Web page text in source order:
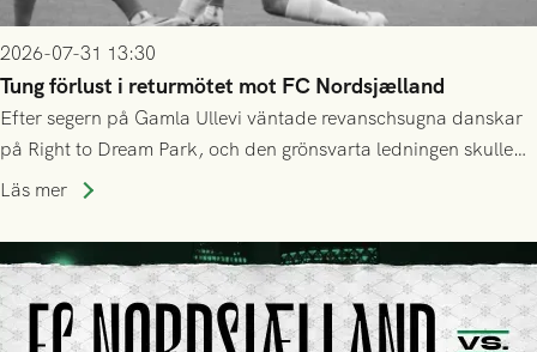
2026-07-31 13:30
Tung förlust i returmötet mot FC Nordsjælland
Efter segern på Gamla Ullevi väntade revanschsugna danskar
på Right to Dream Park, och den grönsvarta ledningen skulle
upphöra efter mindre än kvarten spelad. På lika mark visade
tennissiffror och det grönsvarta europaäventyret tog slut.
Läs mer